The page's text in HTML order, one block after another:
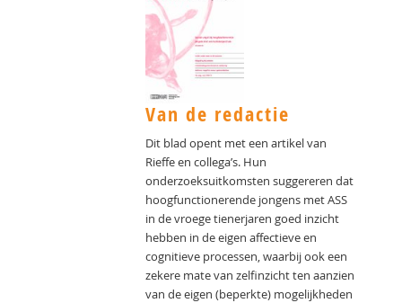
Van de redactie
Dit blad opent met een artikel van
Rieffe en collega’s. Hun
onderzoeksuitkomsten suggereren dat
hoogfunctionerende jongens met ASS
in de vroege tienerjaren goed inzicht
hebben in de eigen affectieve en
cognitieve processen, waarbij ook een
zekere mate van zelfinzicht ten aanzien
van de eigen (beperkte) mogelijkheden